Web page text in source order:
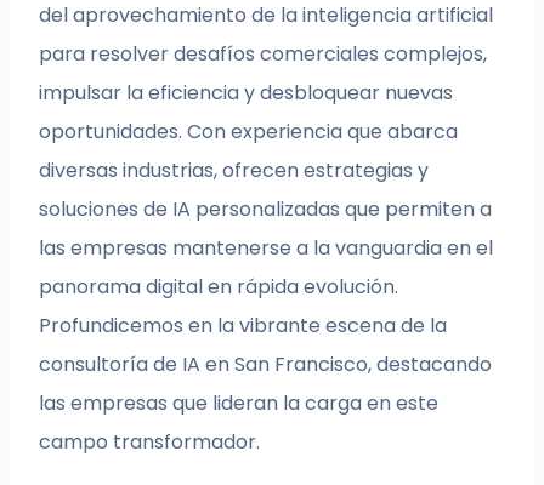
del aprovechamiento de la inteligencia artificial
para resolver desafíos comerciales complejos,
impulsar la eficiencia y desbloquear nuevas
oportunidades. Con experiencia que abarca
diversas industrias, ofrecen estrategias y
soluciones de IA personalizadas que permiten a
las empresas mantenerse a la vanguardia en el
panorama digital en rápida evolución.
Profundicemos en la vibrante escena de la
consultoría de IA en San Francisco, destacando
las empresas que lideran la carga en este
campo transformador.